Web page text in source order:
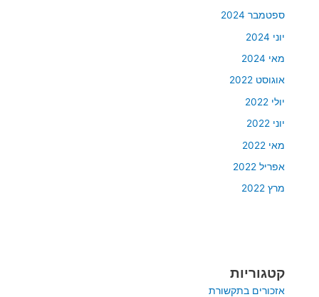
ספטמבר 2024
יוני 2024
מאי 2024
אוגוסט 2022
יולי 2022
יוני 2022
מאי 2022
אפריל 2022
מרץ 2022
קטגוריות
אזכורים בתקשורת